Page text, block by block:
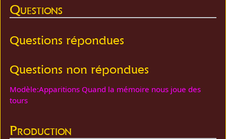
Questions
Questions répondues
Questions non répondues
Modèle:Apparitions Quand la mémoire nous joue des
tours
Production